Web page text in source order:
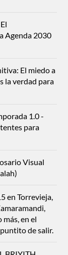
Agenda 2030
El miedo a
la verdad para
1.0 -
para
Visual
en Torrevieja,
en el
de salir.